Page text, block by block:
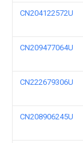
CN204122572U
CN209477064U
CN222679306U
CN208906245U